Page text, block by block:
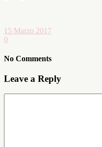
15 Marzo 2017
0
No Comments
Leave a Reply